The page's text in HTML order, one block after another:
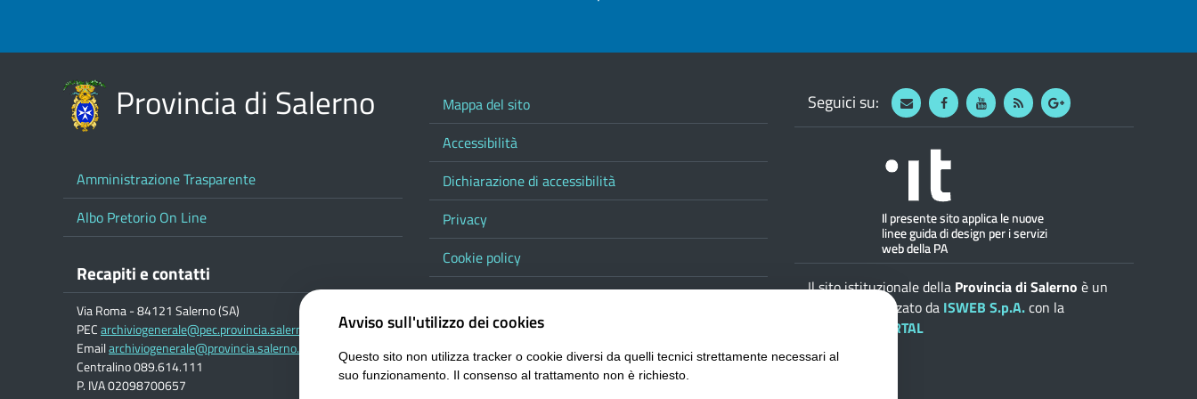
Provincia di Salerno
Amministrazione Trasparente
Albo Pretorio On Line
Recapiti e contatti
Via Roma - 84121 Salerno (SA)
PECarchiviogenerale@pec.provincia.salerno.it
Emailarchiviogenerale@provincia.salerno.it
Centralino 089.614.111
P. IVA 02098700657
Mappa del sito
Accessibilità
Dichiarazione di accessibilità
Privacy
Cookie policy
Note legali
Contatta la Provincia
Responsabile del procedimento di pubblicazione
Seguici su: WebmailFacebookYoutube
RSS Google
Il sito istituzionale della Provincia di Salerno è un
progetto realizzato da ISWEB S.p.A.con la
ePORTAL
Avviso sull'utilizzo dei cookies
Questo sito non utilizza tracker o cookie diversi da quelli tecnici strettamente necessari al
suo funzionamento. Il consenso al trattamento non è richiesto.